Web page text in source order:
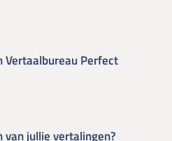
Vertaalbureau Perfect
van jullie vertalingen?